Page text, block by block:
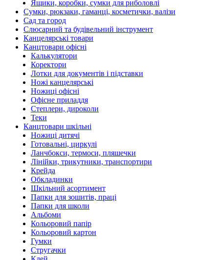
Ящики, коробки, сумки для риболовлі
Сумки, рюкзаки, гаманці, косметички, валізи
Сад та город
Слюсарний та будівельний інструмент
Канцелярські товари
Канцтовари офісні
Калькулятори
Коректори
Лотки для документів і підставки
Ножі канцелярські
Ножиці офісні
Офісне приладдя
Степлери, дироколи
Теки
Канцтовари шкільні
Ножиці дитячі
Готовальні, циркулі
Ланчбокси, термоси, пляшечки
Лінійки, трикутники, транспортири
Крейда
Обкладинки
Шкільний асортимент
Папки для зошитів, праці
Папки для школи
Альбоми
Кольоровий папір
Кольоровий картон
Гумки
Стругачки